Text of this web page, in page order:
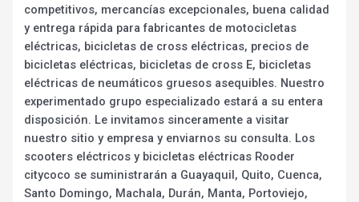
competitivos, mercancías excepcionales, buena calidad
y entrega rápida para fabricantes de motocicletas
eléctricas, bicicletas de cross eléctricas, precios de
bicicletas eléctricas, bicicletas de cross E, bicicletas
eléctricas de neumáticos gruesos asequibles. Nuestro
experimentado grupo especializado estará a su entera
disposición. Le invitamos sinceramente a visitar
nuestro sitio y empresa y enviarnos su consulta. Los
scooters eléctricos y bicicletas eléctricas Rooder
citycoco se suministrarán a Guayaquil, Quito, Cuenca,
Santo Domingo, Machala, Durán, Manta, Portoviejo,